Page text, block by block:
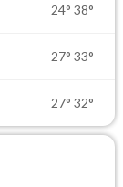
24° 38°
27° 33°
27° 32°